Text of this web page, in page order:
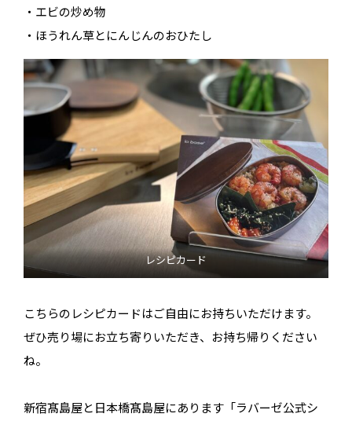
・エビの炒め物
・ほうれん草とにんじんのおひたし
レシピカード
こちらのレシピカードはご自由にお持ちいただけます。
ぜひ売り場にお立ち寄りいただき、お持ち帰りください
ね。
新宿髙島屋と日本橋髙島屋にあります「ラバーゼ公式シ